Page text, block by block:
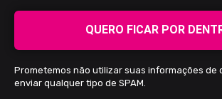
QUERO FICAR POR
Prometemos não utilizar suas informações de
enviar qualquer tipo de SPAM.